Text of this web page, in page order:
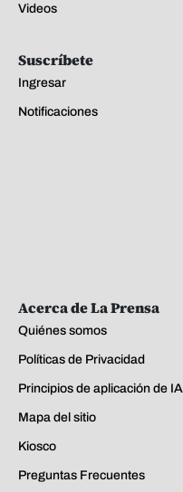
Videos
Suscríbete
Ingresar
Notificaciones
Acerca de La Prensa
Quiénes somos
Políticas de Privacidad
Principios de aplicación de IA
Mapa del sitio
Kiosco
Preguntas Frecuentes